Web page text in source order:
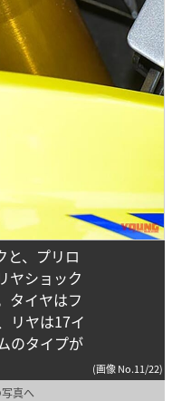
と、プリロ
ヤショック
タイヤはフ
リヤは17イ
のタイプが
(画像 No.11/22)
真へ